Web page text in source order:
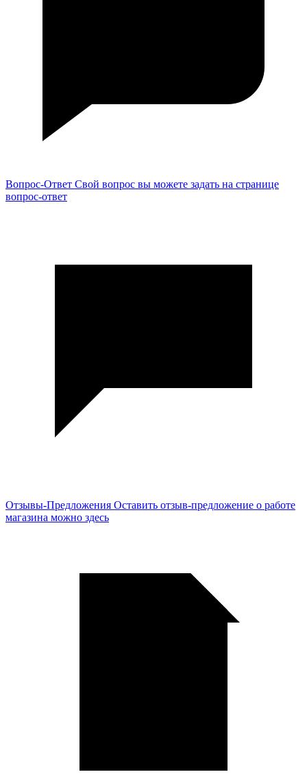
Вопрос-Ответ Свой вопрос вы можете задать на странице
вопрос-ответ
Отзывы-Предложения Оставить отзыв-предложение о работе
магазина можно здесь